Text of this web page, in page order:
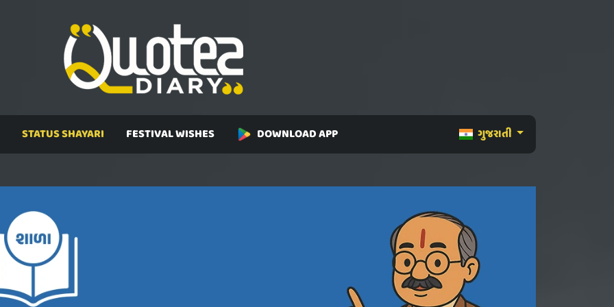
ગુજરાતી
STATUS SHAYARI FESTIVAL WISHES DOWNLOAD APP